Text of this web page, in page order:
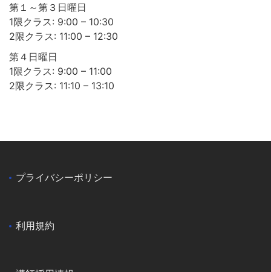
第１～第３日曜日
1限クラス: 9:00 – 10:30
2限クラス: 11:00 – 12:30
第４日曜日
1限クラス: 9:00 – 11:00
2限クラス: 11:10 – 13:10
プライバシーポリシー
利用規約